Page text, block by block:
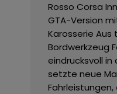
Rosso Corsa
GTA-Version
Karosserie Aus
Bordwerkzeug
eindrucksvoll
setzte neue